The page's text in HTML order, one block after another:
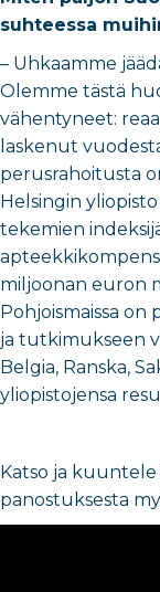
suhteessa
– Uhkaamme
Olemme tästä
vähentyneet:
laskenut
perusrahoitusta
Helsingin
tekemien
miljoonan euron
Pohjoismaissa
ja tutkimukseen
Belgia, Ranska,
yliopistojensa
Katso ja kuuntele
panostuksesta